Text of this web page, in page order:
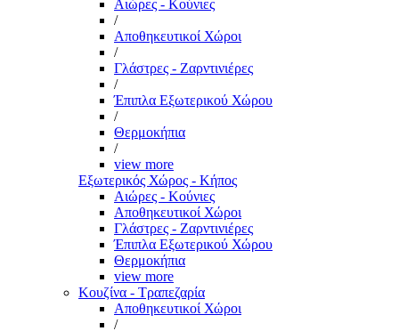
Αιώρες - Κούνιες
/
Αποθηκευτικοί Χώροι
/
Γλάστρες - Ζαρντινιέρες
/
Έπιπλα Εξωτερικού Χώρου
/
Θερμοκήπια
/
view more
Εξωτερικός Χώρος - Κήπος
Αιώρες - Κούνιες
Αποθηκευτικοί Χώροι
Γλάστρες - Ζαρντινιέρες
Έπιπλα Εξωτερικού Χώρου
Θερμοκήπια
view more
Κουζίνα - Τραπεζαρία
Αποθηκευτικοί Χώροι
/